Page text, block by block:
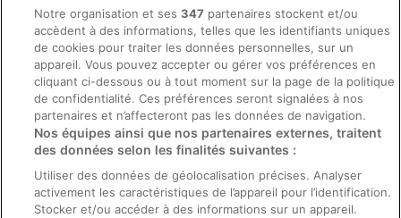
10/10 Excellent
William
4 mars 2026
Les points forts : Propreté, personnel et service, équipements
et infrastructures et conditions de l’hébergement
Traduire avec Google
Perhaps the best breakfast I have ever had.
0
Notre organisation et ses347 partenaires stockent et/ou
accèdent à des informations, telles que les identifiants uniques
de cookies pour traiter les données personnelles, sur un
appareil. Vous pouvez accepter ou gérer vos préférences en
cliquant ci-dessous ou à tout moment sur la page de la politique
de confidentialité. Ces préférences seront signalées à nos
partenaires et n’affecteront pas les données de navigation.
Nos équipes ainsi que nos partenaires externes, traitent
des données selon les finalités suivantes :
Utiliser des données de géolocalisation précises. Analyser
activement les caractéristiques de l’appareil pour l’identification.
Stocker et/ou accéder à des informations sur un appareil.